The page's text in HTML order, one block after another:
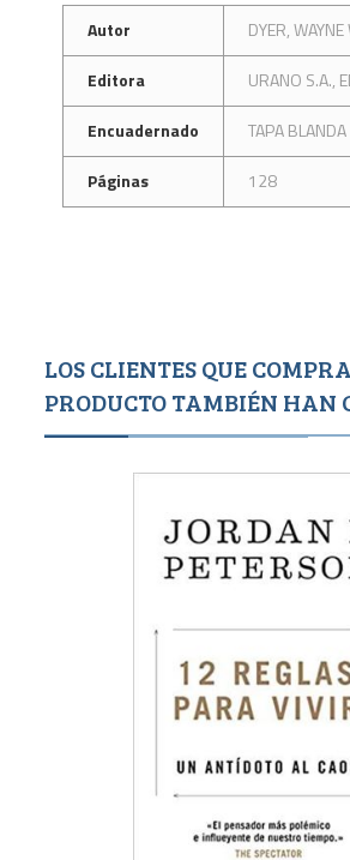
Autor
DYER, WAYNE
Editora
URANO S.A.,
Encuadernado
TAPA BLANDA
Páginas
128
LOS CLIENTES QUE
PRODUCTO TAMBIÉN HAN